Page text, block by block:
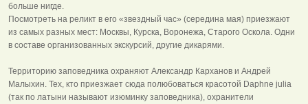
больше нигде.
Посмотреть на реликт в его «звездный час» (середина мая) приезжают
из самых разных мест: Москвы, Курска, Воронежа, Старого Оскола. Одни
в составе организованных экскурсий, другие дикарями.
Территорию заповедника охраняют Александр Карханов и Андрей
Малыхин. Тех, кто приезжает сюда полюбоваться красотой Daphne julia
(так по латыни называют изюминку заповедника), охранители